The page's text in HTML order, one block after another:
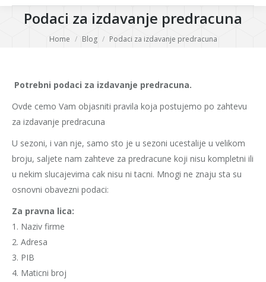
Podaci za izdavanje predracuna
You are here:
Home Blog Podaci za izdavanje predracuna
Potrebni podaci za izdavanje predracuna.
Ovde cemo Vam objasniti pravila koja postujemo po zahtevu
za izdavanje predracuna
U sezoni, i van nje, samo sto je u sezoni ucestalije u velikom
broju, saljete nam zahteve za predracune koji nisu kompletni ili
u nekim slucajevima cak nisu ni tacni. Mnogi ne znaju sta su
osnovni obavezni podaci:
Za pravna lica:
1. Naziv firme
2. Adresa
3. PIB
4. Maticni broj